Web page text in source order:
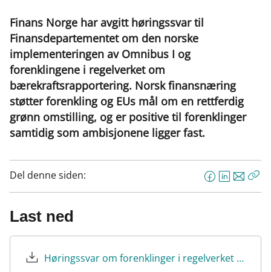
Finans Norge har avgitt høringssvar til
Finansdepartementet om den norske
implementeringen av Omnibus I og
forenklingene i regelverket om
bærekraftsrapportering. Norsk finansnæring
støtter forenkling og EUs mål om en rettferdig
grønn omstilling, og er positive til forenklinger
samtidig som ambisjonene ligger fast.
Del denne siden:
F
a
b
o
L
i
e
d
E
-
s
t
Last ned
Høringssvar om forenklinger i regelverket om bærekraftsrapportering.pdf